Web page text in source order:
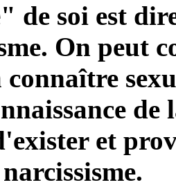
de soi est
On peut
et